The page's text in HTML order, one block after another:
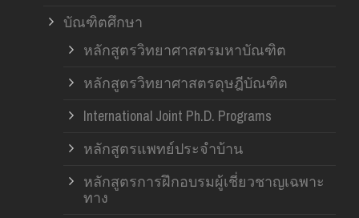
บัณฑิตศึกษา
หลักสูตรวิทยาศาสตรมหาบัณฑิต
หลักสูตรวิทยาศาสตรดุษฎีบัณฑิต
International Joint Ph.D. Programs
หลักสูตรแพทย์ประจำบ้าน
หลักสูตรการฝึกอบรมผู้เชี่ยวชาญเฉพาะ
ทาง